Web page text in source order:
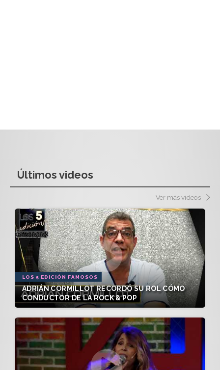
Últimos videos
Ver más videos
LOS 5 EDICIÓN FAMOSOS
ADRIÁN CORMILLOT RECORDÓ SU ROL CÓMO
CONDUCTOR DE LA ROCK & POP